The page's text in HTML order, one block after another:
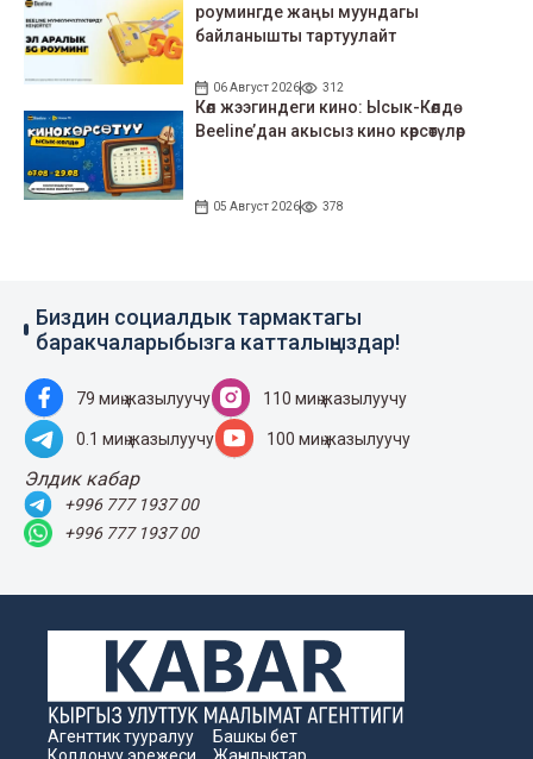
роумингде жаңы муундагы
байланышты тартуулайт
06 Август 2026 312
Көл жээгиндеги кино: Ысык-Көлдө
Beeline’дан акысыз кино көрсөтүлөр
05 Август 2026 378
Биздин социалдык тармактагы
баракчаларыбызга катталыңыздар!
79 миң жазылуучу 110 миң жазылуучу
0.1 миң жазылуучу 100 миң жазылуучу
Элдик кабар
+996 777 1937 00
+996 777 1937 00
Агенттик тууралуу
Башкы бет